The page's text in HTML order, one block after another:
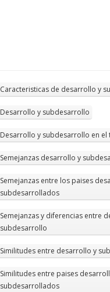
Caracteristicas de desarrollo y
Desarrollo y subdesarrollo
Desarrollo y subdesarrollo en el
Semejanzas desarrollo y
Semejanzas entre los paises
subdesarrollados
Semejanzas y diferencias entre
subdesarrollo
Similitudes entre desarrollo y
Similitudes entre paises
subdesarrollados